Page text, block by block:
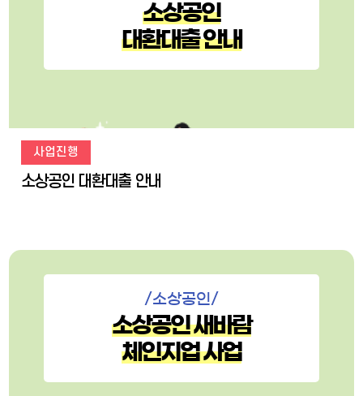
소상공인
대환대출 안내
사업진행
소상공인 대환대출 안내
/소상공인/
소상공인 새바람
체인지업 사업